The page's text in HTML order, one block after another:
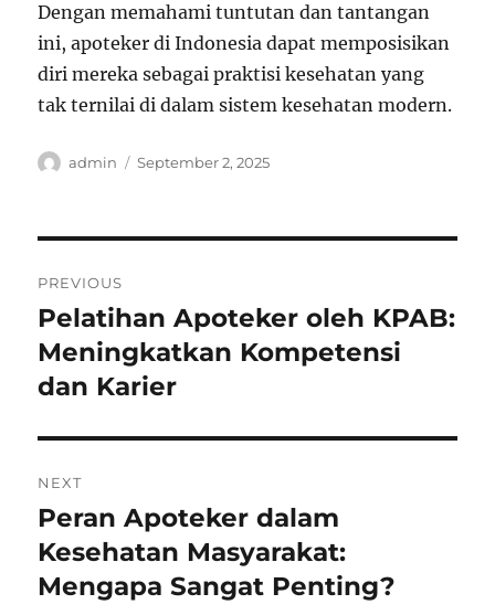
Dengan memahami tuntutan dan tantangan
ini, apoteker di Indonesia dapat memposisikan
diri mereka sebagai praktisi kesehatan yang
tak ternilai di dalam sistem kesehatan modern.
Author
admin
Posted
September 2, 2025
navigation
PREVIOUS
Previous
post:
Pelatihan Apoteker oleh KPAB:
Meningkatkan Kompetensi
dan Karier
NEXT
Next
post:
Peran Apoteker dalam
Kesehatan Masyarakat:
Mengapa Sangat Penting?